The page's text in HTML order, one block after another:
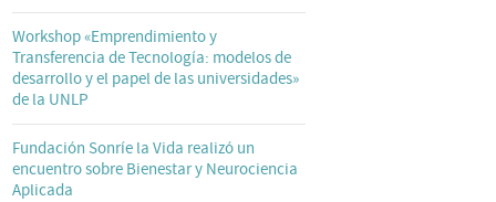
Workshop «Emprendimiento y
Transferencia de Tecnología: modelos de
desarrollo y el papel de las universidades»
de la UNLP
Fundación Sonríe la Vida realizó un
encuentro sobre Bienestar y Neurociencia
Aplicada